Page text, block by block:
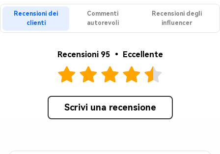
Recensioni dei
clienti
Commenti
autorevoli
Recensioni degli
influencer
Recensioni 95 • Eccellente
Scrivi una recensione